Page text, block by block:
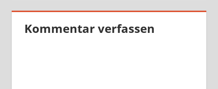
Kommentar verfassen